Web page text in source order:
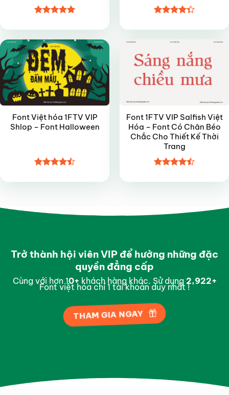
hạng4.95
5 sao
hạng4.35
Font Việt hóa 1FTV VIP
Shlop – Font Halloween
hạng4.5
Font 1FTV VIP Salfish Việt
Hóa – Font Có Chân Béo
Chắc Cho Thiết Kế Thời
Trang
hạng4.45
Trở thành hội viên VIP để hưởng những đặc
quyền đẳng cấp
Cùng với hơn 10+ khách hàng khác. Sử dụng 2,995+
Font việt hóa chỉ 1 tài khoản duy nhất !
THAM GIA NGAY